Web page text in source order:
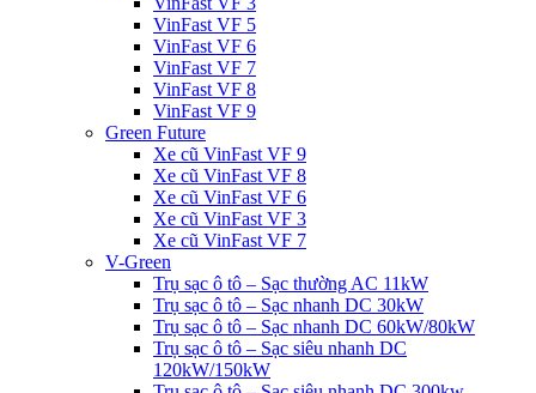
VinFast VF 5
VinFast VF 6
VinFast VF 7
VinFast VF 8
VinFast VF 9
Green Future
Xe cũ VinFast VF 9
Xe cũ VinFast VF 8
Xe cũ VinFast VF 6
Xe cũ VinFast VF 3
Xe cũ VinFast VF 7
V-Green
Trụ sạc ô tô – Sạc thường AC 11kW
Trụ sạc ô tô – Sạc nhanh DC 30kW
Trụ sạc ô tô – Sạc nhanh DC 60kW/80kW
Trụ sạc ô tô – Sạc siêu nhanh DC
120kW/150kW